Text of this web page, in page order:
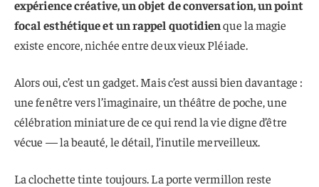
expérience créative, un objet de conversation, un point
focal esthétique et un rappel quotidienque la magie
existe encore, nichée entre deux vieux Pléiade.
Alors oui, c’est un gadget. Mais c’est aussi bien davantage :
une fenêtre vers l’imaginaire, un théâtre de poche, une
célébration miniature de ce qui rend la vie digne d’être
vécue — la beauté, le détail, l’inutile merveilleux.
La clochette tinte toujours. La porte vermillon reste